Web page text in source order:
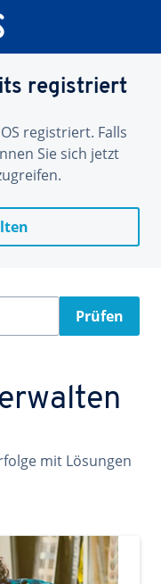
registriert
registriert. Falls
Sie sich jetzt
Prüfen
mit Lösungen